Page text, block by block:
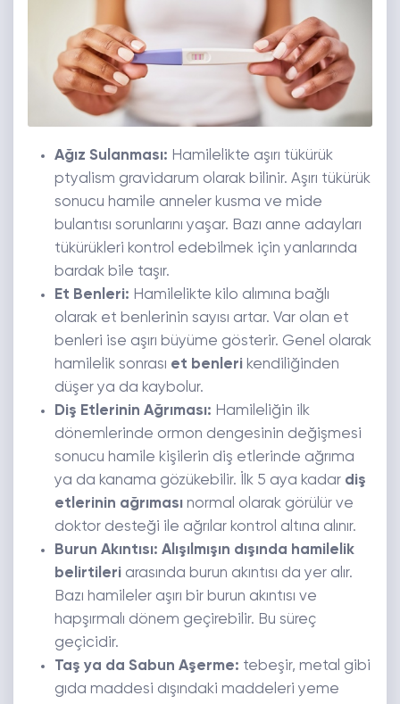
Ağız Sulanması: Hamilelikte aşırı tükürük
ptyalism gravidarum olarak bilinir. Aşırı tükürük
sonucu hamile anneler kusma ve mide
bulantısı sorunlarını yaşar. Bazı anne adayları
tükürükleri kontrol edebilmek için yanlarında
bardak bile taşır.
Et Benleri: Hamilelikte kilo alımına bağlı
olarak et benlerinin sayısı artar. Var olan et
benleri ise aşırı büyüme gösterir. Genel olarak
hamilelik sonrası et benleri kendiliğinden
düşer ya da kaybolur.
Diş Etlerinin Ağrıması: Hamileliğin ilk
dönemlerinde ormon dengesinin değişmesi
sonucu hamile kişilerin diş etlerinde ağrıma
ya da kanama gözükebilir. İlk 5 aya kadar diş
etlerinin ağrıması normal olarak görülür ve
doktor desteği ile ağrılar kontrol altına alınır.
Burun Akıntısı: Alışılmışın dışında hamilelik
belirtileri arasında burun akıntısı da yer alır.
Bazı hamileler aşırı bir burun akıntısı ve
hapşırmalı dönem geçirebilir. Bu süreç
geçicidir.
Taş ya da Sabun Aşerme: tebeşir, metal gibi
gıda maddesi dışındaki maddeleri yeme